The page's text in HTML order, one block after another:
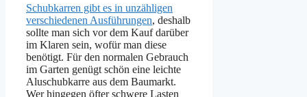
Schubkarren gibt es in unzähligen
verschiedenen Ausführungen, deshalb
sollte man sich vor dem Kauf darüber
im Klaren sein, wofür man diese
benötigt. Für den normalen Gebrauch
im Garten genügt schön eine leichte
Aluschubkarre aus dem Baumarkt.
Wer hingegen öfter schwere Lasten